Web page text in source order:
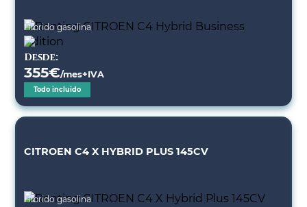
Híbrido gasolina
Desde:
355€/mes+IVA
Todo incluido
CITROEN C4 X HYBRID PLUS 145CV
Híbrido gasolina